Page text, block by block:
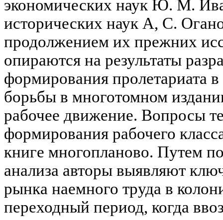
экономических наук Ю. М.
исторических наук А, С.
продолжением их прежних
опираются на результаты
формирования пролетариата
борьбы в многотомном
рабочее движение. Вопросы
формирования рабочего
книге многопланово. Путем
анализа авторы выявляют
рынка наемного труда в
переходный период, когда